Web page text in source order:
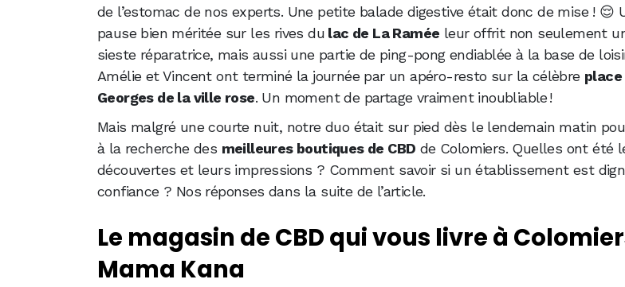
de l’estomac de nos experts. Une petite balade digestive était donc de mise ! 😌
pause bien méritée sur les rives du lac de La Ramée leur offrit non seulement
sieste réparatrice, mais aussi une partie de ping-pong endiablée à la base de
Amélie et Vincent ont terminé la journée par un apéro-resto sur la célèbre
Georges de la ville rose. Un moment de partage vraiment inoubliable !
Mais malgré une courte nuit, notre duo était sur pied dès le lendemain matin
à la recherche des meilleures boutiques de CBD de Colomiers. Quelles ont été
découvertes et leurs impressions ? Comment savoir si un établissement est
confiance ? Nos réponses dans la suite de l’article.
Le magasin de CBD qui vous livre à
Mama Kana